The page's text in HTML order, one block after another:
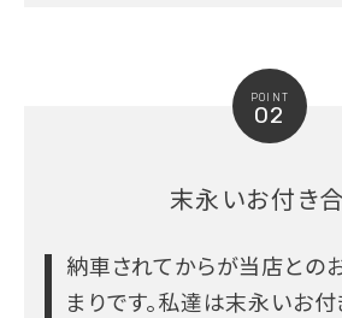
POINT
02
末永いお付き
納車されてからが当店との
まりです。私達は末永いお付